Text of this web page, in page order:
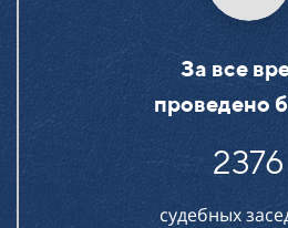
За все
проведено
2376
судебных